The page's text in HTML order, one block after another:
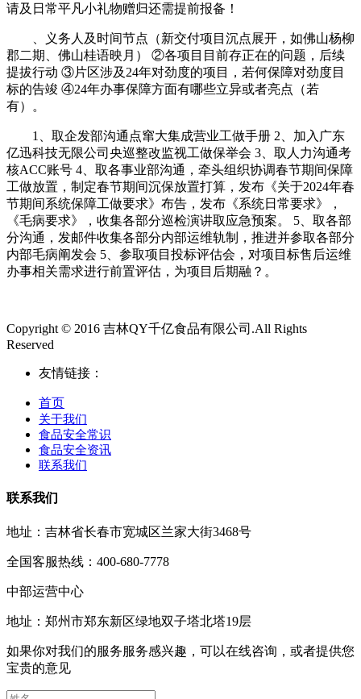
请及日常平凡小礼物赠归还需提前报备！
、义务人及时间节点（新交付项目沉点展开，如佛山杨柳
郡二期、佛山桂语映月） ②各项目目前存正在的问题，后续
提拔行动 ③片区涉及24年对劲度的项目，若何保障对劲度目
标的告竣 ④24年办事保障方面有哪些立异或者亮点（若
有）。
1、取企发部沟通点窜大集成营业工做手册 2、加入广东
亿迅科技无限公司央巡整改监视工做保举会 3、取人力沟通考
核ACC账号 4、取各事业部沟通，牵头组织协调春节期间保障
工做放置，制定春节期间沉保放置打算，发布《关于2024年春
节期间系统保障工做要求》布告，发布《系统日常要求》，
《毛病要求》，收集各部分巡检演讲取应急预案。 5、取各部
分沟通，发邮件收集各部分内部运维轨制，推进并参取各部分
内部毛病阐发会 5、参取项目投标评估会，对项目标售后运维
办事相关需求进行前置评估，为项目后期融？。
Copyright © 2016 吉林QY千亿食品有限公司.All Rights
Reserved
友情链接：
首页
关于我们
食品安全常识
食品安全资讯
联系我们
联系我们
地址：吉林省长春市宽城区兰家大街3468号
全国客服热线：400-680-7778
中部运营中心
地址：郑州市郑东新区绿地双子塔北塔19层
如果你对我们的服务服务感兴趣，可以在线咨询，或者提供您
宝贵的意见